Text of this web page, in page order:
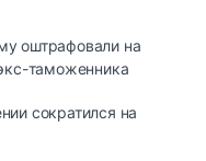
оштрафовали на
таможенника
сократился на